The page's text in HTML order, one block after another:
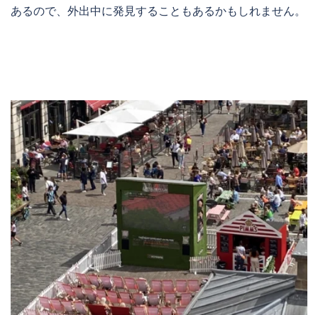
あるので、外出中に発見することもあるかもしれません。